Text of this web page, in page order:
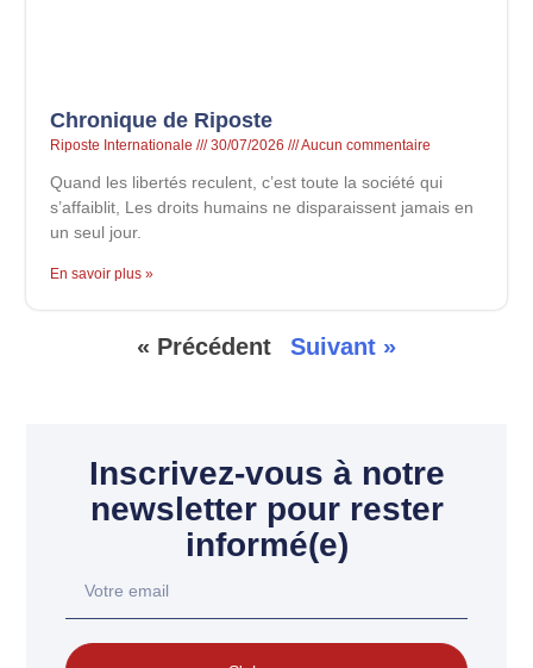
Chronique de Riposte
Riposte Internationale 30/07/2026 Aucun commentaire
Quand les libertés reculent, c’est toute la société qui
s’affaiblit, Les droits humains ne disparaissent jamais en
un seul jour.
En savoir plus »
« Précédent Suivant »
Inscrivez-vous à notre
newsletter pour rester
informé(e)